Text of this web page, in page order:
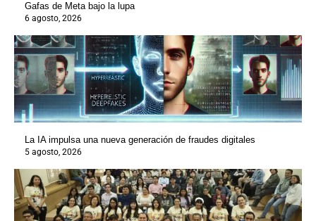
Gafas de Meta bajo la lupa
6 agosto, 2026
La IA impulsa una nueva generación de fraudes digitales
5 agosto, 2026